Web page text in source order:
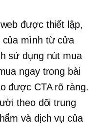
được thiết lập,
của mình từ cửa
sử dụng nút mua
ngay trong bài
được CTA rõ ràng.
theo dõi trung
và dịch vụ của